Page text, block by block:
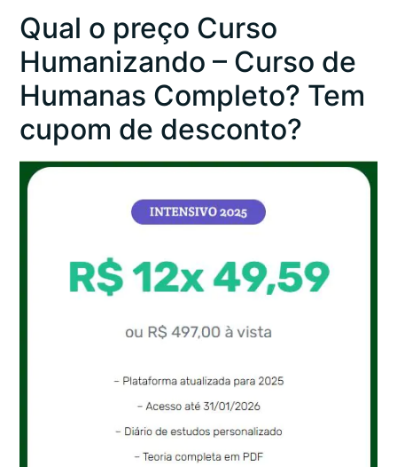
Qual o preço Curso
Humanizando – Curso de
Humanas Completo? Tem
cupom de desconto?